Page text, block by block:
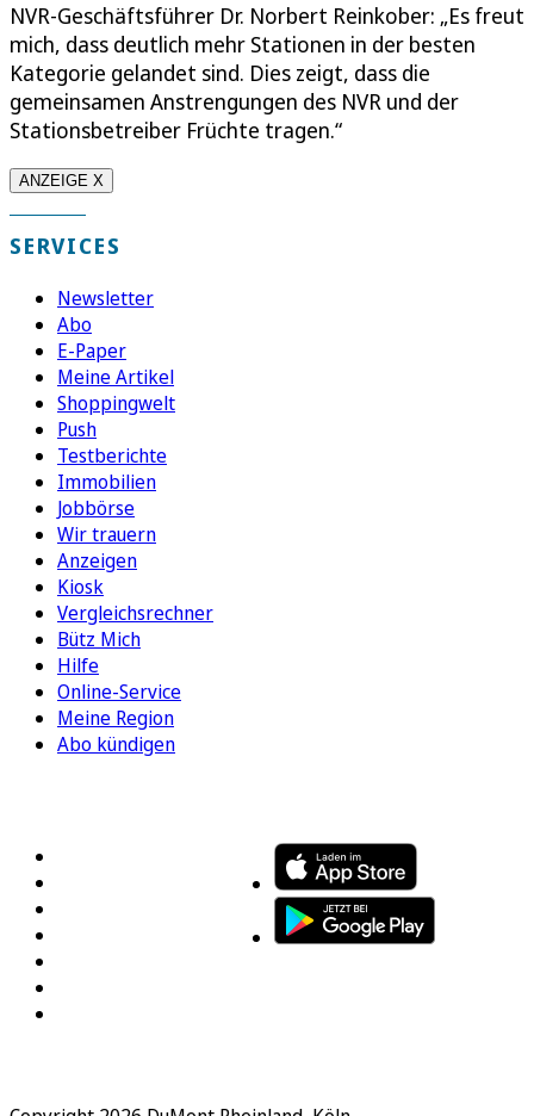
NVR-Geschäftsführer Dr. Norbert Reinkober: „Es freut
mich, dass deutlich mehr Stationen in der besten
Kategorie gelandet sind. Dies zeigt, dass die
gemeinsamen Anstrengungen des NVR und der
Stationsbetreiber Früchte tragen.“
ANZEIGE X
SERVICES
Newsletter
Abo
E-Paper
Meine Artikel
Shoppingwelt
Push
Testberichte
Immobilien
Jobbörse
Wir trauern
Anzeigen
Kiosk
Vergleichsrechner
Bütz Mich
Hilfe
Online-Service
Meine Region
Abo kündigen